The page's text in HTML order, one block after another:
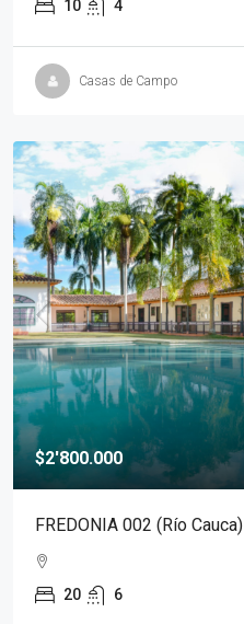
10 4
Casas de Campo
$2'800.000
FREDONIA 002 (Río Cauca)
20 6